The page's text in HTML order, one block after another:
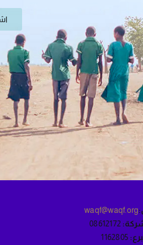
waqf@waqf.org
08612172
1162805